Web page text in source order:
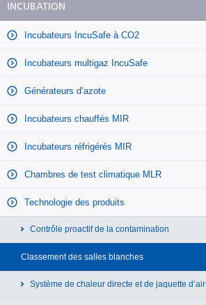
INCUBATION
Incubateurs IncuSafe à CO2
Incubateurs multigaz IncuSafe
Générateurs d’azote
Incubateurs chauffés MIR
Incubateurs réfrigérés MIR
Chambres de test climatique MLR
Technologie des produits
Contrôle proactif de la contamination
Classement des salles blanches
Système de chaleur directe et de jaquette d’air